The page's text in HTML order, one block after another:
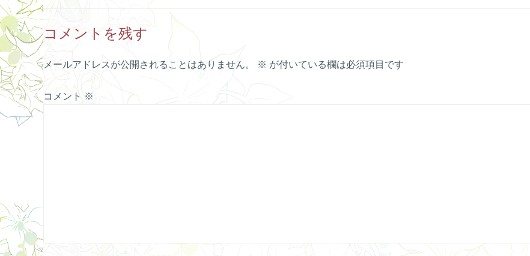
コメントを残す
メールアドレスが公開されることはありません。 ※ が付いている欄は必須項目です
コメント ※